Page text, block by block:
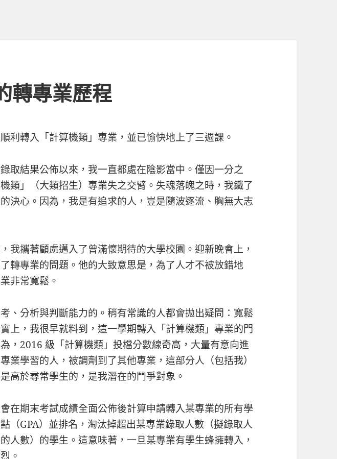
轉專業歷程
利轉入「計算機類」專業，並已愉快地上了三週課。
取結果公佈以來，我一直都處在陰影當中。僅因一分之
類」（大類招生）專業失之交臂。失魂落魄之時，我鐵了
決心。因為，我是有追求的人，豈是隨波逐流、胸無大志
我攜著顧慮邁入了曾滿懷期待的大學校園。迎新晚會上，
轉專業的問題。他的大致意思是，為了人才不被放錯地
非常寬鬆。
、分析與判斷能力的。稍有常識的人都會拋出疑問：寬鬆
上，我很早就料到，這一學期轉入「計算機類」專業的門
，2016 級「計算機類」投檔分數線奇高，大量有意向進
業學習的人，被調劑到了其他專業，這部分人（包括我）
高於尋常學生的，是我潛在的鬥爭對象。
在期末考試成績全面公佈後計算申請轉入某專業的所有學
（GPA）並排名，淘汰掉超出某專業錄取人數（擬錄取人
人數）的學生。這意味著，一旦某專業有學生蜂擁轉入，
。